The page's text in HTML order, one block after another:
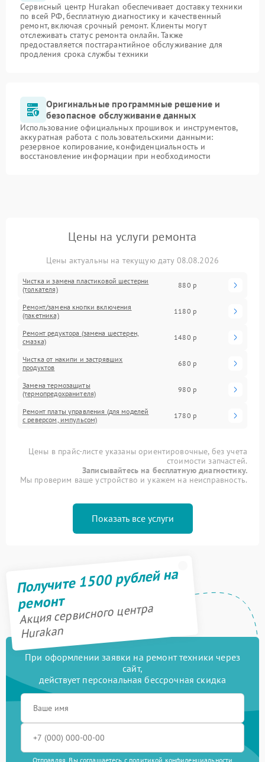
Сервисный центр Hurakan обеспечивает доставку техники
по всей РФ, бесплатную диагностику и качественный
ремонт, включая срочный ремонт. Клиенты могут
отслеживать статус ремонта онлайн. Также
предоставляется постгарантийное обслуживание для
продления срока службы техники
Оригинальные программные решение и
безопасное обслуживание данных
Использование официальных прошивок и инструментов,
аккуратная работа с пользовательскими данными:
резервное копирование, конфиденциальность и
восстановление информации при необходимости
Цены на услуги ремонта
Цены актуальны на текущую дату 08.08.2026
Чистка и замена пластиковой шестерни
(толкателя)
880 р
Ремонт/замена кнопки включения
(пакетника)
1180 р
Ремонт редуктора (замена шестерен,
смазка)
1480 р
Чистка от накипи и застрявших
продуктов
680 р
Замена термозащиты
(термопредохранителя)
980 р
Ремонт платы управления (для моделей
с реверсом, импульсом)
1780 р
Цены в прайс-листе указаны ориентировочные, без учета
стоимости запчастей.
Записывайтесь на бесплатную диагностику.
Мы проверим ваше устройство и укажем на неисправность.
Показать все услуги
Получите 1500 рублей на
ремонт
Акция сервисного центра
Hurakan
При оформлении заявки на ремонт техники через
сайт,
действует персональная бессрочная скидка
Отправляя, Вы соглашаетесь с политикой конфиденциальности